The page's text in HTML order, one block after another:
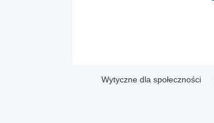
Wytyczne dla społeczności